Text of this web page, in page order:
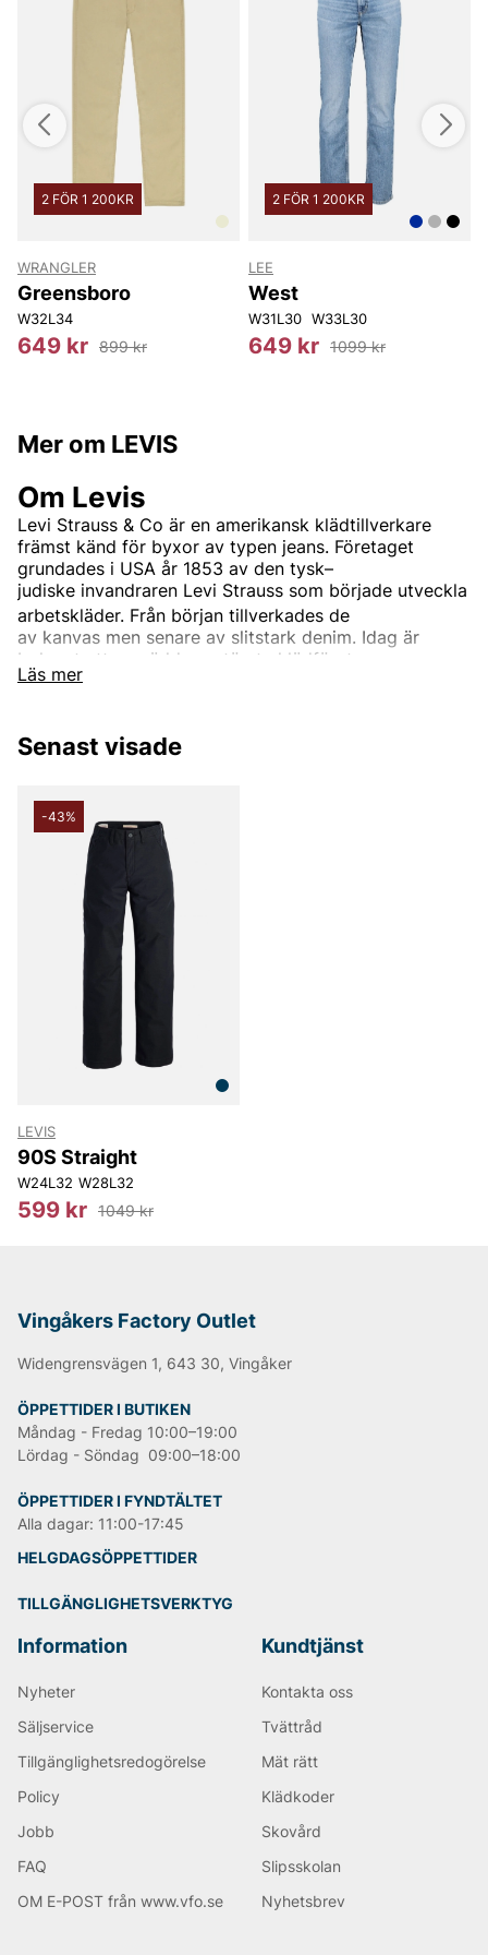
2 FÖR 1 200KR
WRANGLER
Greensboro
W32L34
649 kr 899 kr
2 FÖR 1 200KR
LEE
West
W31L30 W33L30
649 kr 1099 kr
Mer om LEVIS
Läs mer
Om Levis
Levi Strauss & Co är en amerikansk klädtillverkare
främst känd för byxor av typen jeans. Företaget
grundades i USA år 1853 av den tysk–
judiske invandraren Levi Strauss som började utveckla
arbetskläder. Från början tillverkades de
av kanvas men senare av slitstark denim. Idag är
bolaget ett av världens största klädföretag.
Ursprungligen var Levi's endast ett produktnamn på
de nitförstärkta blåjeansen, men idag ingår
klädesplagg och tillbehör. Den mest kända
jeansmodellen är "501"
runt om i världen.
Informationen är hämtad från Wikipedia.
Andra populära varumärken:
Senast visade
-43%
LEVIS
90S Straight
W24L32 W28L32
599 kr 1049 kr
Vingåkers Factory Outlet
Widengrensvägen 1, 643 30, Vingåker
ÖPPETTIDER I BUTIKEN
Måndag - Fredag 10:00–19:00
Lördag - Söndag 09:00–18:00
ÖPPETTIDER I FYNDTÄLTET
Alla dagar: 11:00-17:45
HELGDAGSÖPPETTIDER
TILLGÄNGLIGHETSVERKTYG
Information
Nyheter
Säljservice
Tillgänglighetsredogörelse
Policy
Jobb
FAQ
OM E-POST från www.vfo.se
Kundtjänst
Kontakta oss
Tvättråd
Mät rätt
Klädkoder
Skovård
Slipsskolan
Nyhetsbrev